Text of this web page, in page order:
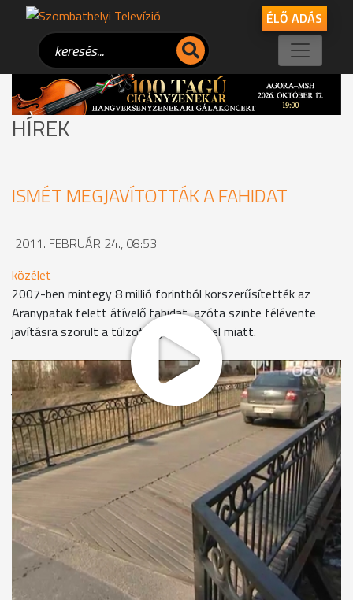
ÉLŐ ADÁS
HÍREK
ISMÉT MEGJAVÍTOTTÁK A FAHIDAT
2011. FEBRUÁR 24., 08:53
közélet
2007-ben mintegy 8 millió forintból korszerűsítették az
Aranypatak felett átívelő fahidat, azóta szinte félévente
javításra szorult a túlzott igénybevétel miatt.
Egy éven át a felújítást végző cég állta a garanciális
javításokat, azóta azonban az önkormányzatnak évi több
százezer forintjába kerül a híd karbantartása. Szerdán egy fél
napra újra le kellett zárni a hidat.
Így nézett ki a javítás előtt a híd. Hiányoztak a fekvőrendőr
elemei, a pallók közül néhány megrepedt, illetve el is tört, de
néhány mozgott is. Volt ahol a mintegy 10 centire felugró
faelem már balesetveszélyesssé vált. Most megjavították a
hidat, ez ezúttal mintegy 150 ezer forintba került az
önkormányzatnak. A szakemberek már dél körül befejezték a
munkákat és megindulhatott a forgalom.